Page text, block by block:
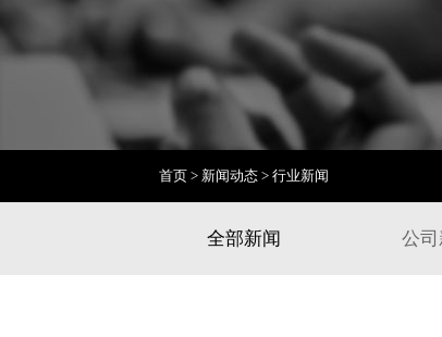
首页 > 新闻动态 >行业新闻
全部新闻 公司